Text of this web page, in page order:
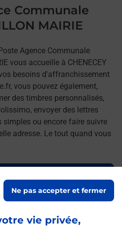
vie privée,
Ne pas accepter et fermer
Communale
MAIRIE
Agence Communale
vous accueille à CHENECEY
besoins d'affranchissement
vous pouvez également,
des timbres personnalisés,
envoyer des lettres
simples ou encore faire suivre
adresse. Le tout quand vous
La Poste